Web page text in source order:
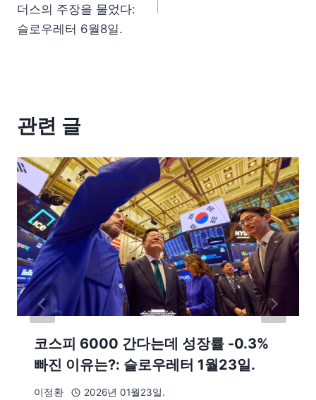
더스의 주장을 물었다:
슬로우레터 6월8일.
관련 글
코스피 6000 간다는데 성장률 -0.3%
빠진 이유는?: 슬로우레터 1월23일.
이정환 2026년 01월23일.